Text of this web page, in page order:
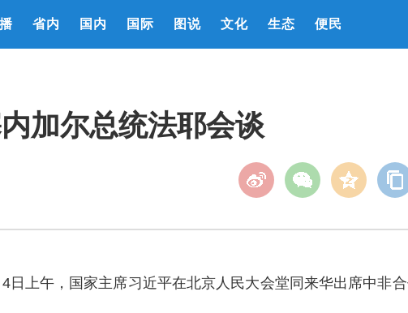
省内 国内 国际 图说 文化 生态 便民
加尔总统法耶会谈
日上午，国家主席习近平在北京人民大会堂同来华出席中非